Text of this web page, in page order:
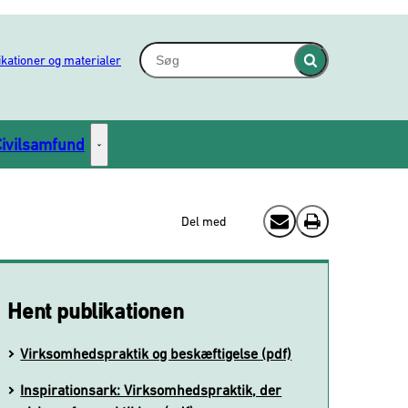
og materialer Søg - Indsæt søgeord for at søge på
Fold søgefelt ind
Civilsamfund - Flere links
Del med Send email
Print
Hent publikationen
Virksomhedspraktik og beskæftigelse (pdf)
Inspirationsark: Virksomhedspraktik, der